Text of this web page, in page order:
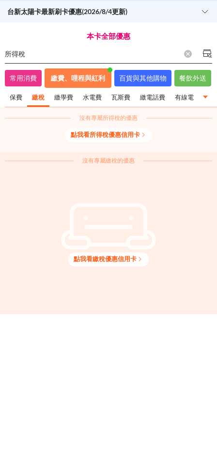
台新太陽卡最新刷卡優惠(2026/8/4更新)
本卡全部優惠
所得稅
常用消費 繳費、哩程與紅利 百貨與其他購物 餐飲外送
保費 繳稅 繳學費 水電費 瓦斯費 繳電話費
哩程 紅利 分期零利率
保費 繳稅 繳學費 水電費 瓦斯費 繳電話費 有線電視繳費
沒有專屬所得稅的優惠
點我看所得稅優惠信用卡
沒有專屬繳稅的優惠
點我看繳稅優惠信用卡